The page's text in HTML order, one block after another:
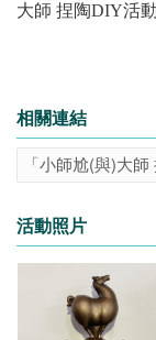
大師 捏陶DIY活
相關連結
「小師尬(與)大
活動照片